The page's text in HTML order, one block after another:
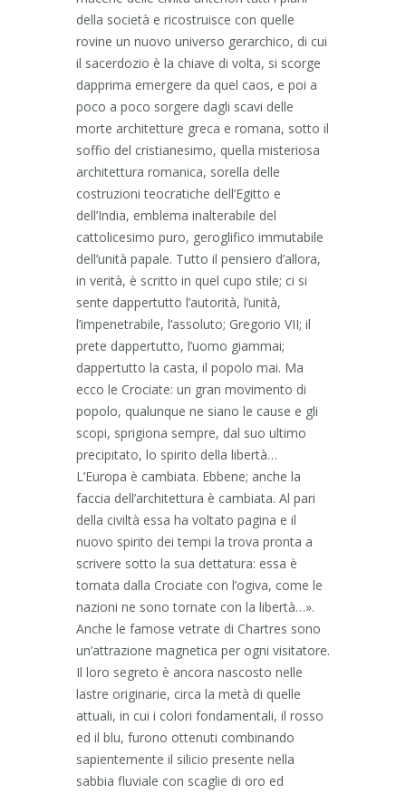
della società e ricostruisce con quelle
rovine un nuovo universo gerarchico, di cui
il sacerdozio è la chiave di volta, si scorge
dapprima emergere da quel caos, e poi a
poco a poco sorgere dagli scavi delle
morte architetture greca e romana, sotto il
soffio del cristianesimo, quella misteriosa
architettura romanica, sorella delle
costruzioni teocratiche dell’Egitto e
dell’India, emblema inalterabile del
cattolicesimo puro, geroglifico immutabile
dell’unità papale. Tutto il pensiero d’allora,
in verità, è scritto in quel cupo stile; ci si
sente dappertutto l’autorità, l’unità,
l’impenetrabile, l’assoluto; Gregorio VII; il
prete dappertutto, l’uomo giammai;
dappertutto la casta, il popolo mai. Ma
ecco le Crociate: un gran movimento di
popolo, qualunque ne siano le cause e gli
scopi, sprigiona sempre, dal suo ultimo
precipitato, lo spirito della libertà…
L’Europa è cambiata. Ebbene; anche la
faccia dell’architettura è cambiata. Al pari
della civiltà essa ha voltato pagina e il
nuovo spirito dei tempi la trova pronta a
scrivere sotto la sua dettatura: essa è
tornata dalla Crociate con l’ogiva, come le
nazioni ne sono tornate con la libertà…».
Anche le famose vetrate di Chartres sono
un’attrazione magnetica per ogni visitatore.
Il loro segreto è ancora nascosto nelle
lastre originarie, circa la metà di quelle
attuali, in cui i colori fondamentali, il rosso
ed il blu, furono ottenuti combinando
sapientemente il silicio presente nella
sabbia fluviale con scaglie di oro ed